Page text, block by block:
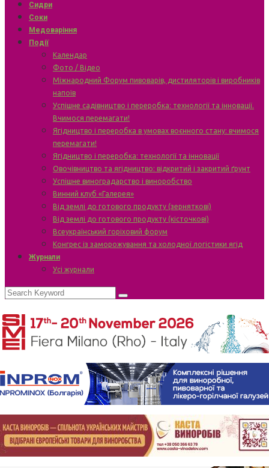
Сидри
Соки
Медоваріння
Події
Календар
Фото / Відео
Міжнародний Форум пивоварів, дистиляторів і виробників
напоїв
Успішне садівництво і переробка: технології та інновації.
Вчимося перемагати!
Ягідництво і переробка в умовах воєнного стану: вчимося
перемагати!
Ягідництво і переробка: технології та інновації
Овочівництво та ягідництво: відкритий і закритий ґрунт
Успішне виноградарство і виноробство
Винний клуб «Галерея»
Від землі до готового продукту (зерняткові)
Від землі до готового продукту (кісточкові)
Всеукраїнський горіховий форум
Конгрес із заморожування та холодної логістики ягід
Журнали
Усі журнали